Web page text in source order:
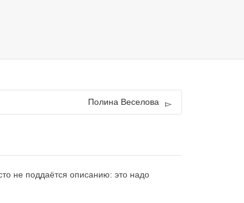
Полина Веселова
не поддаётся описанию: это надо